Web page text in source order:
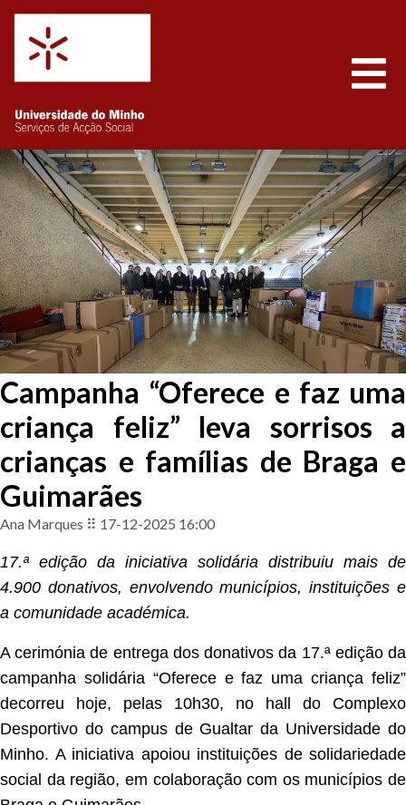
Saltar para o conteúdo
Campanha “Oferece e faz uma
criança feliz” leva sorrisos a
crianças e famílias de Braga e
Guimarães
Ana Marques ⠿ 17-12-2025 16:00
17.ª edição da iniciativa solidária distribuiu mais de
4.900 donativos, envolvendo municípios, instituições e
a comunidade académica.
A cerimónia de entrega dos donativos da 17.ª edição da
campanha solidária “Oferece e faz uma criança feliz”
decorreu hoje, pelas 10h30, no hall do Complexo
Desportivo do campus de Gualtar da Universidade do
Minho. A iniciativa apoiou instituições de solidariedade
social da região, em colaboração com os municípios de